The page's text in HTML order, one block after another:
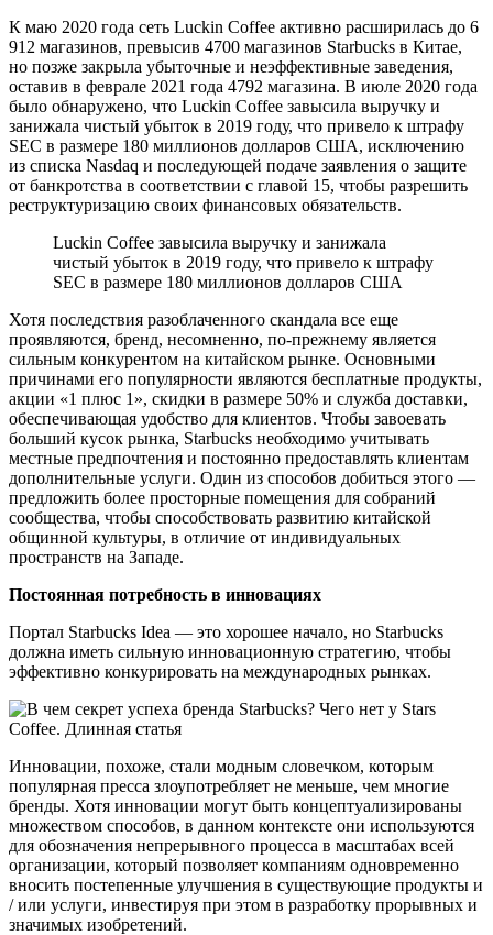
К маю 2020 года сеть Luckin Coffee активно расширилась до 6
912 магазинов, превысив 4700 магазинов Starbucks в Китае,
но позже закрыла убыточные и неэффективные заведения,
оставив в феврале 2021 года 4792 магазина. В июле 2020 года
было обнаружено, что Luckin Coffee завысила выручку и
занижала чистый убыток в 2019 году, что привело к штрафу
SEC в размере 180 миллионов долларов США, исключению
из списка Nasdaq и последующей подаче заявления о защите
от банкротства в соответствии с главой 15, чтобы разрешить
реструктуризацию своих финансовых обязательств.
Luckin Coffee завысила выручку и занижала
чистый убыток в 2019 году, что привело к штрафу
SEC в размере 180 миллионов долларов США
Хотя последствия разоблаченного скандала все еще
проявляются, бренд, несомненно, по-прежнему является
сильным конкурентом на китайском рынке. Основными
причинами его популярности являются бесплатные продукты,
акции «1 плюс 1», скидки в размере 50% и служба доставки,
обеспечивающая удобство для клиентов. Чтобы завоевать
больший кусок рынка, Starbucks необходимо учитывать
местные предпочтения и постоянно предоставлять клиентам
дополнительные услуги. Один из способов добиться этого —
предложить более просторные помещения для собраний
сообщества, чтобы способствовать развитию китайской
общинной культуры, в отличие от индивидуальных
пространств на Западе.
Постоянная потребность в инновациях
Портал Starbucks Idea — это хорошее начало, но Starbucks
должна иметь сильную инновационную стратегию, чтобы
эффективно конкурировать на международных рынках.
Инновации, похоже, стали модным словечком, которым
популярная пресса злоупотребляет не меньше, чем многие
бренды. Хотя инновации могут быть концептуализированы
множеством способов, в данном контексте они используются
для обозначения непрерывного процесса в масштабах всей
организации, который позволяет компаниям одновременно
вносить постепенные улучшения в существующие продукты и
/ или услуги, инвестируя при этом в разработку прорывных и
значимых изобретений.